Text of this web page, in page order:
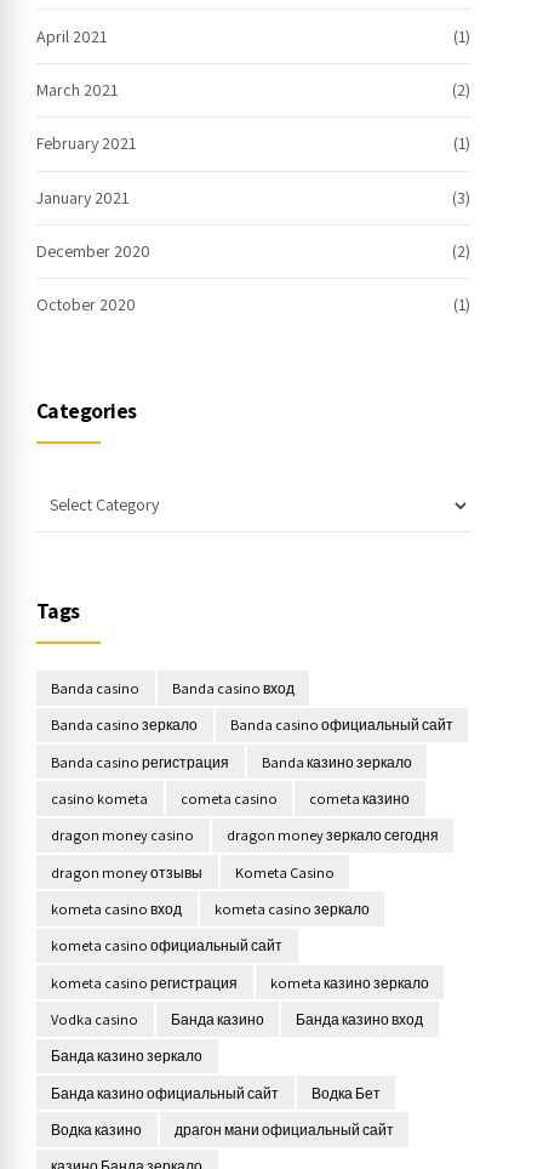
April 2021 (1)
March 2021 (2)
February 2021 (1)
January 2021 (3)
December 2020 (2)
October 2020 (1)
Categories
Tags
Banda casino
Banda casino вход
Banda casino зеркало
Banda casino официальный сайт
Banda casino регистрация
Banda казино зеркало
casino kometa
cometa casino
cometa казино
dragon money casino
dragon money зеркало сегодня
dragon money отзывы
Kometa Casino
kometa casino вход
kometa casino зеркало
kometa casino официальный сайт
kometa casino регистрация
kometa казино зеркало
Vodka casino
Банда казино
Банда казино вход
Банда казино зеркало
Банда казино официальный сайт
Водка Бет
Водка казино
драгон мани официальный сайт